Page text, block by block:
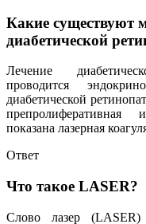
Какие существуют
диабетической
Лечение
проводится
диабетической
препролиферативная
показана лазерная
Ответ
Что такое LASER?
Слово лазер (LASER)